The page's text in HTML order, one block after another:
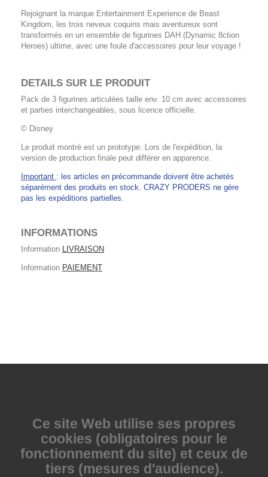
Rejoignant la marque Entertainment Experience de Beast
Kingdom, les trois neveux coquins mais aventureux sont
transformés en un ensemble de figurines DAH (Dynamic 8ction
Heroes) ultime, avec une foule d'accessoires pour leur voyage !
DETAILS SUR LE PRODUIT
Pack de 3 figurines articulées taille env. 10 cm avec accessoires
et parties interchangeables, sous licence officielle.
© Disney
Le produit montré est un prototype. Lors de l'expédition, la
version de production finale peut différer en apparence.
Important : les articles en précommande doivent être achetés
séparément des produits en stock. CRAZY PRODERS ne gère
pas les expéditions partielles.
INFORMATIONS
Information LIVRAISON
Information PAIEMENT
Ce site Web utilise ses propres
cookies (obligatoires pour le
fonctionnement du site) et ceux de
tiers (mesures d'audience).